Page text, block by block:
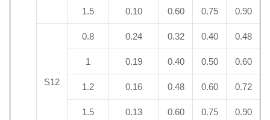
1.5 0.10 0.60 0.75 0.90
S12
0.8 0.24 0.32 0.40 0.48
1 0.19 0.40 0.50 0.60
1.2 0.16 0.48 0.60 0.72
1.5 0.13 0.60 0.75 0.90